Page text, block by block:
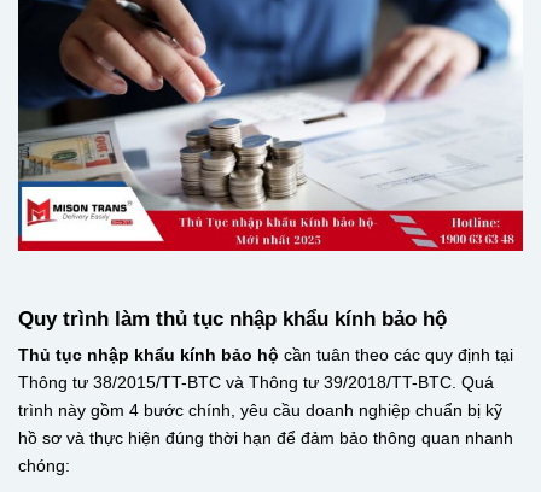
Quy trình làm thủ tục nhập khẩu kính bảo hộ
Thủ tục nhập khẩu kính bảo hộ cần tuân theo các quy định tại
Thông tư 38/2015/TT-BTC và Thông tư 39/2018/TT-BTC. Quá
trình này gồm 4 bước chính, yêu cầu doanh nghiệp chuẩn bị kỹ
hồ sơ và thực hiện đúng thời hạn để đảm bảo thông quan nhanh
chóng: